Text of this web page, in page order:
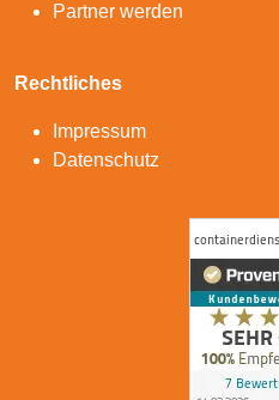
Partner werden
Rechtliches
Impressum
Datenschutz